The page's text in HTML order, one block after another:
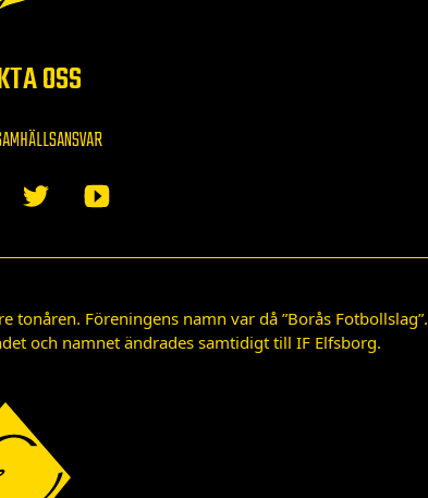
OSS
Föreningens namn var då ”Borås Fotbollslag”.
och namnet ändrades samtidigt till IF Elfsborg.